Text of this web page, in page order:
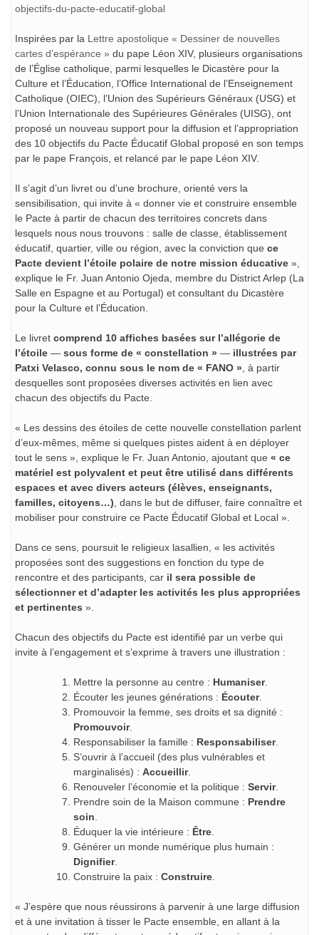
objectifs-du-pacte-educatif-global
Inspirées par la Lettre apostolique « Dessiner de nouvelles
cartes d’espérance » du pape Léon XIV, plusieurs organisations
de l’Église catholique, parmi lesquelles le Dicastère pour la
Culture et l’Éducation, l’Office International de l’Enseignement
Catholique (OIEC), l’Union des Supérieurs Généraux (USG) et
l’Union Internationale des Supérieures Générales (UISG), ont
proposé un nouveau support pour la diffusion et l’appropriation
des 10 objectifs du Pacte Éducatif Global proposé en son temps
par le pape François, et relancé par le pape Léon XIV.
Il s’agit d’un livret ou d’une brochure, orienté vers la
sensibilisation, qui invite à « donner vie et construire ensemble
le Pacte à partir de chacun des territoires concrets dans
lesquels nous nous trouvons : salle de classe, établissement
éducatif, quartier, ville ou région, avec la conviction que ce
Pacte devient l’étoile polaire de notre mission éducative »,
explique le Fr. Juan Antonio Ojeda, membre du District Arlep (La
Salle en Espagne et au Portugal) et consultant du Dicastère
pour la Culture et l’Éducation.
Le livret comprend 10 affiches basées sur l’allégorie de
l’étoile — sous forme de « constellation » — illustrées par
Patxi Velasco, connu sous le nom de « FANO » , à partir
desquelles sont proposées diverses activités en lien avec
chacun des objectifs du Pacte.
« Les dessins des étoiles de cette nouvelle constellation parlent
d’eux-mêmes, même si quelques pistes aident à en déployer
tout le sens », explique le Fr. Juan Antonio, ajoutant que « ce
matériel est polyvalent et peut être utilisé dans différents
espaces et avec divers acteurs (élèves, enseignants,
familles, citoyens…) , dans le but de diffuser, faire connaître et
mobiliser pour construire ce Pacte Éducatif Global et Local ».
Dans ce sens, poursuit le religieux lasallien, « les activités
proposées sont des suggestions en fonction du type de
rencontre et des participants, car il sera possible de
sélectionner et d’adapter les activités les plus appropriées
et pertinentes ».
Chacun des objectifs du Pacte est identifié par un verbe qui
invite à l’engagement et s’exprime à travers une illustration :
Mettre la personne au centre : Humaniser.
Écouter les jeunes générations : Écouter.
Promouvoir la femme, ses droits et sa dignité :
Promouvoir.
Responsabiliser la famille : Responsabiliser.
S’ouvrir à l’accueil (des plus vulnérables et
marginalisés) : Accueillir.
Renouveler l’économie et la politique : Servir.
Prendre soin de la Maison commune : Prendre
soin
Éduquer la vie intérieure : Être
Générer un monde numérique plus humain :
Dignifier.
Construire la paix : Construire
« J’espère que nous réussirons à parvenir à une large diffusion
et à une invitation à tisser le Pacte ensemble, en allant à la